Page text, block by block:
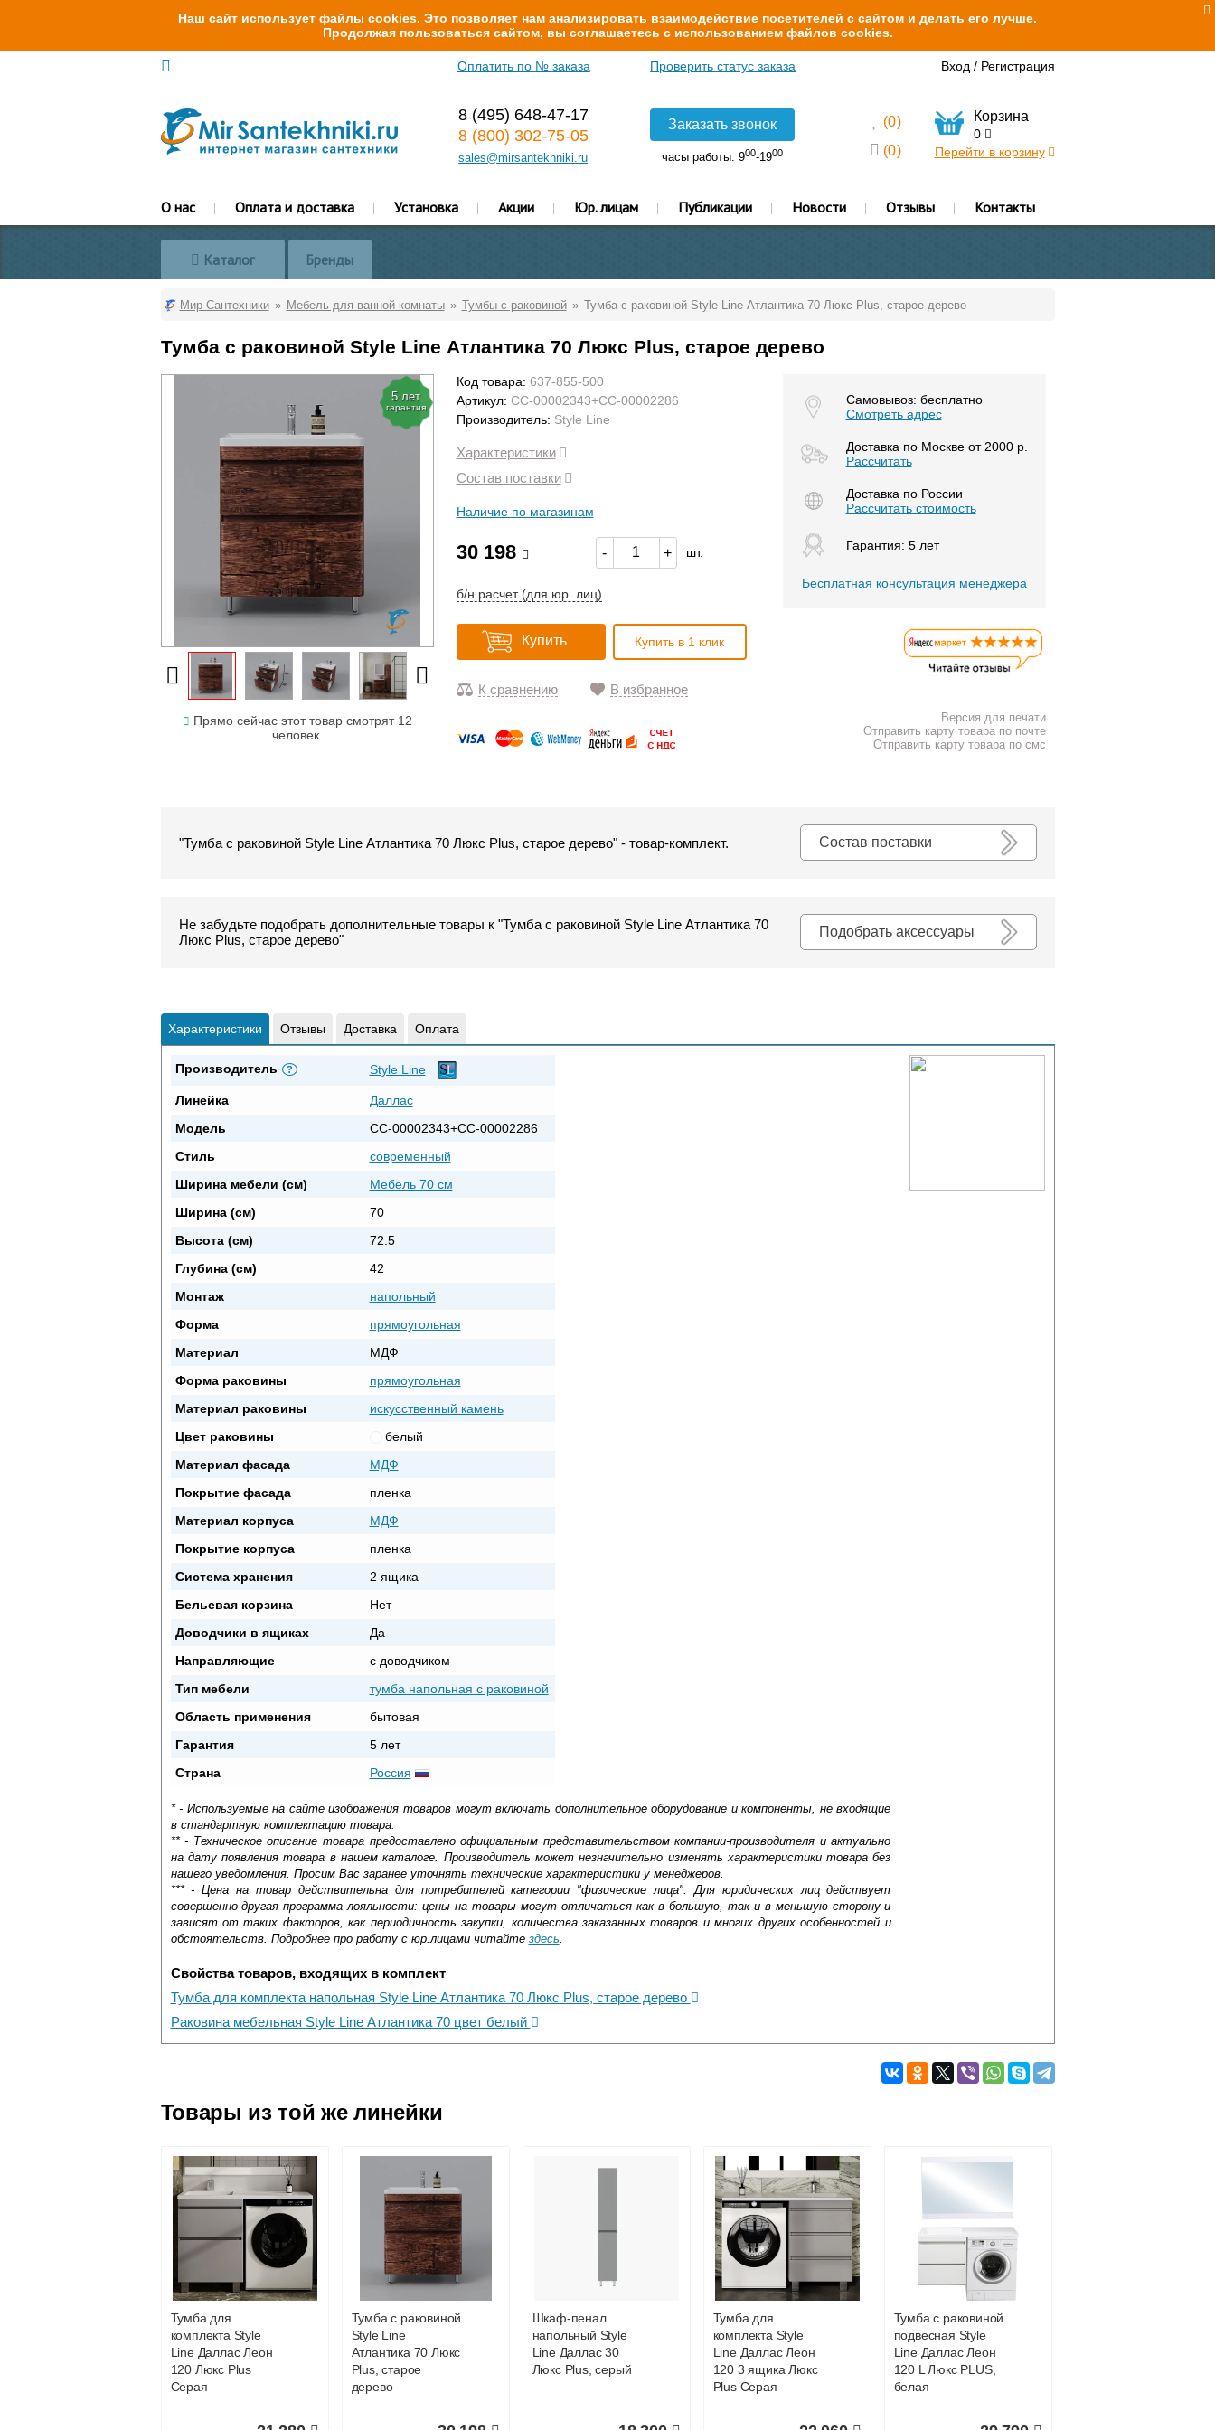
Наш сайт использует файлы cookies. Это позволяет нам анализировать взаимодействие посетителей с сайтом и делать его лучше.
Продолжая пользоваться сайтом, вы соглашаетесь с использованием файлов cookies.
Оплатить по № заказа Проверить статус заказа Вход / Регистрация
8 (495) 648-47-17
8 (800) 302-75-05
sales@mirsantekhniki.ru
Заказать звонок
часы работы: 900-1900
(0)
(0)
Корзина
0
Перейти в корзину
О нас Оплата и доставка Установка Акции Юр. лицам Публикации Новости Отзывы Контакты
Каталог Бренды
Мир Сантехники Мебель для ванной комнаты Тумбы с раковиной Тумба с раковиной Style Line Атлантика 70 Люкс Plus, старое дерево
Тумба с раковиной Style Line Атлантика 70 Люкс Plus, старое дерево
5 лет
гарантия
Прямо сейчас этот товар смотрят 12
человек.
Код товара: 637-855-500
Артикул: СС-00002343+СС-00002286
Производитель: Style Line
Характеристики
Состав поставки
Наличие по магазинам
30 198 - + шт.
б/н расчет (для юр. лиц)
Купить Купить в 1 клик
К сравнению В избранное
Самовывоз: бесплатно
Смотреть адрес
Доставка по Москве от 2000 р.
Расcчитать
Доставка по России
Рассчитать стоимость
Гарантия: 5 лет
Бесплатная консультация менеджера
Версия для печати
Отправить карту товара по почте
Отправить карту товара по смс
Состав поставки
"Тумба с раковиной Style Line Атлантика 70 Люкс Plus, старое дерево" - товар-комплект.
Подобрать аксессуары
Не забудьте подобрать дополнительные товары к "Тумба с раковиной Style Line Атлантика 70
Люкс Plus, старое дерево"
Характеристики Отзывы Доставка Оплата
Производитель ? Style Line
Линейка
Даллас
Модель
СС-00002343+СС-00002286
Стиль
современный
Ширина мебели (см)
Мебель 70 см
Ширина (см)
70
Высота (см)
72.5
Глубина (см)
42
Монтаж
напольный
Форма
прямоугольная
Материал
МДФ
Форма раковины
прямоугольная
Материал раковины
искусственный камень
Цвет раковины
белый
Материал фасада
МДФ
Покрытие фасада
пленка
Материал корпуса
МДФ
Покрытие корпуса
пленка
Система хранения
2 ящика
Бельевая корзина
Нет
Доводчики в ящиках
Да
Направляющие
с доводчиком
Тип мебели
тумба напольная с раковиной
Область применения
бытовая
Гарантия
5 лет
Страна
Россия
* - Используемые на сайте изображения товаров могут включать дополнительное оборудование и компоненты, не входящие
в стандартную комплектацию товара.
** - Техническое описание товара предоставлено официальным представительством компании-производителя и актуально
на дату появления товара в нашем каталоге. Производитель может незначительно изменять характеристики товара без
нашего уведомления. Просим Вас заранее уточнять технические характеристики у менеджеров.
*** - Цена на товар действительна для потребителей категории "физические лица". Для юридических лиц действует
совершенно другая программа лояльности: цены на товары могут отличаться как в большую, так и в меньшую сторону и
зависят от таких факторов, как периодичность закупки, количества заказанных товаров и многих других особенностей и
обстоятельств. Подробнее про работу с юр.лицами читайте здесь
Свойства товаров, входящих в комплект
Тумба для комплекта напольная Style Line Атлантика 70 Люкс Plus, старое дерево
Раковина мебельная Style Line Атлантика 70 цвет белый
Доставка сантехники по Москве и Московской области
Подъем на этаж.
до подъезда
услуга платная
возможность
Доставка в регионы России.
Возможные способы оплаты:
Банковской картой при получении товара как при доставке, так и самовывозом
Интернет-деньгами (Yandex-деньги, Web-money, Qiwi-кошельки и другие).
Безналичный расчёт (возможно и с НДС)подробнее...
Подробнее об оплате
Товары из той же линейки
Тумба для
комплекта Style
Line Даллас Леон
120 Люкс Plus
Серая
Тумба с раковиной
Style Line
Атлантика 70 Люкс
Plus, старое
дерево
Шкаф-пенал
напольный Style
Line Даллас 30
Люкс Plus, серый
Тумба для
комплекта Style
Line Даллас Леон
120 3 ящика Люкс
Plus Серая
Тумба с раковиной
подвесная Style
Line Даллас Леон
120 L Люкс PLUS,
белая